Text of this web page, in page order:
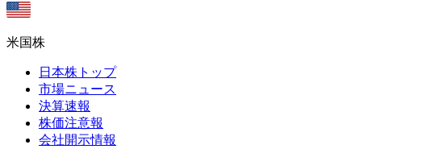
米国株
日本株トップ
市場ニュース
決算速報
株価注意報
会社開示情報